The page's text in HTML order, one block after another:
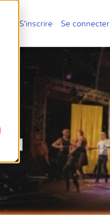
S'inscrire Se connecter